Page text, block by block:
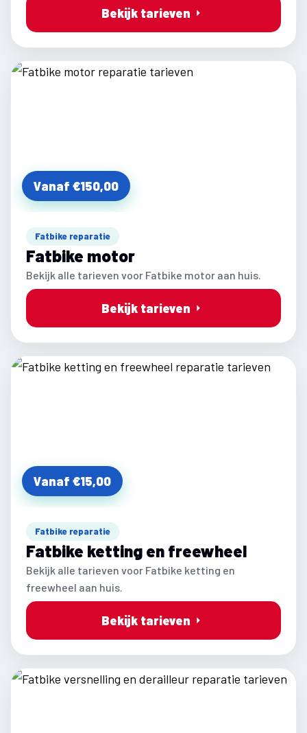
Bekijk tarieven
Vanaf €150,00
Fatbike reparatie
Fatbike motor
Bekijk alle tarieven voor Fatbike motor aan huis.
Bekijk tarieven
Vanaf €15,00
Fatbike reparatie
Fatbike ketting en freewheel
Bekijk alle tarieven voor Fatbike ketting en
freewheel aan huis.
Bekijk tarieven